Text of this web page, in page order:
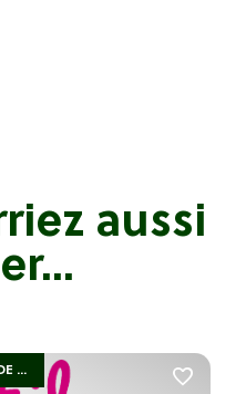
aussi
...